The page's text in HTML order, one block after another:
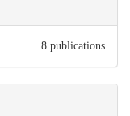
8 publications